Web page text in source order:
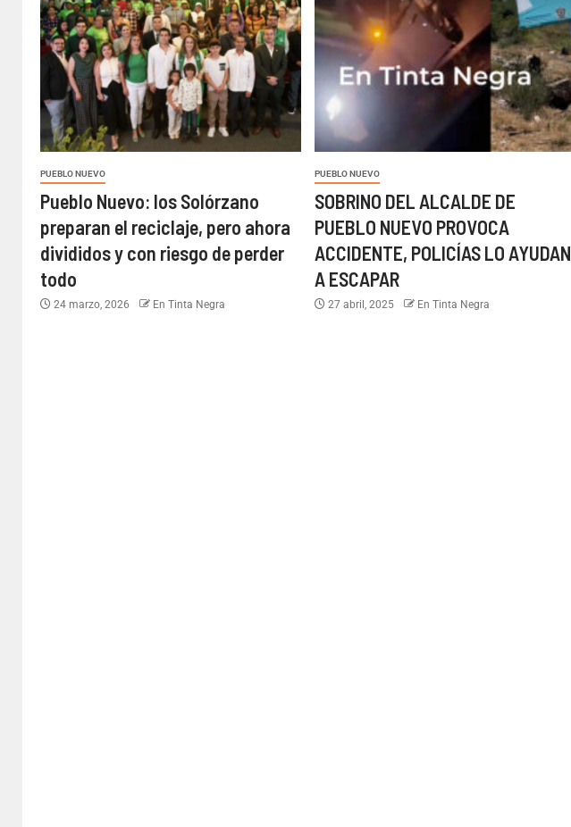
PUEBLO NUEVO
Pueblo Nuevo: los Solórzano
preparan el reciclaje, pero ahora
divididos y con riesgo de perder
todo
24 marzo, 2026 En Tinta Negra
PUEBLO NUEVO
SOBRINO DEL ALCALDE DE
PUEBLO NUEVO PROVOCA
ACCIDENTE, POLICÍAS LO AYUDAN
A ESCAPAR
27 abril, 2025 En Tinta Negra